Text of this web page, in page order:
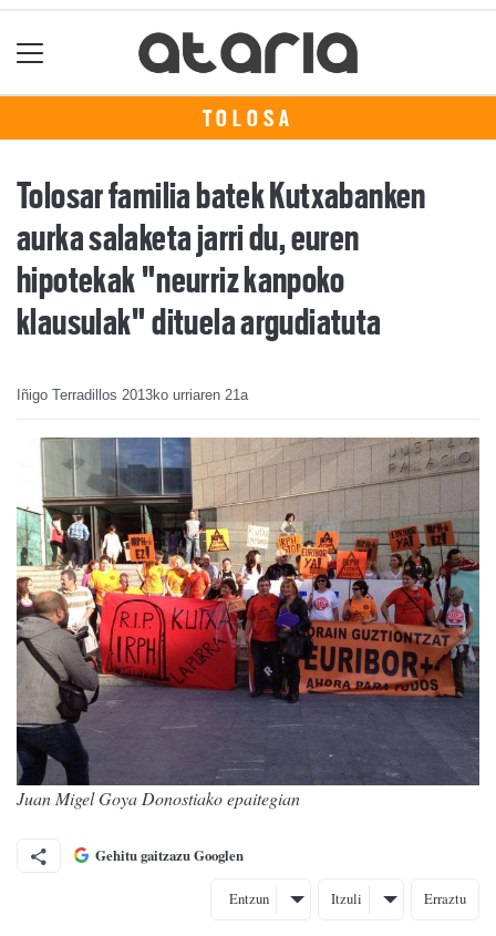
TOLOSA
Tolosar familia batek Kutxabanken
aurka salaketa jarri du, euren
hipotekak "neurriz kanpoko
klausulak" dituela argudiatuta
Iñigo Terradillos 2013ko urriaren 21a
Juan Migel Goya Donostiako epaitegian
Gehitu gaitzazu Googlen
Entzun Itzuli Erraztu